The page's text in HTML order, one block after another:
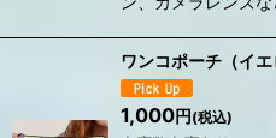
ワンコポーチ（イエ
1,000円 (税込)